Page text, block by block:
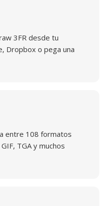
3FR desde tu
Dropbox o pega una
entre 108 formatos
TGA y muchos